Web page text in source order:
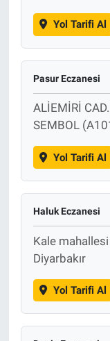
Yol Tarifi Al
Pasur Eczanesi
ALİEMİRİ
SEMBOL
Yol Tarifi Al
Haluk Eczanesi
Kale
Diyarbakır
Yol Tarifi Al